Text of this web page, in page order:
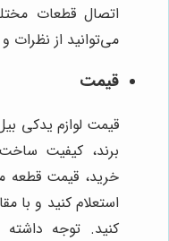
اتصال قطعات
می‌توانید از نظرات
قیمت
قیمت لوازم یدکی
برند، کیفیت
خرید، قیمت قطعه
استعلام کنید و با
کنید. توجه